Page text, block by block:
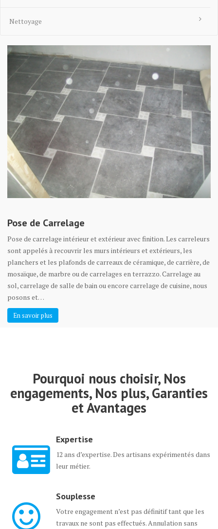
Nettoyage
Pose de Carrelage
Pose de carrelage intérieur et extérieur avec finition. Les carreleurs
sont appelés à recouvrir les murs intérieurs et extérieurs, les
planchers et les plafonds de carreaux de céramique, de carrière, de
mosaïque, de marbre ou de carrelages en terrazzo. Carrelage au
sol, carrelage de salle de bain ou encore carrelage de cuisine, nous
posons et…
En savoir plus
Pourquoi nous choisir, Nos
engagements, Nos plus, Garanties
et Avantages
Expertise
12 ans d’expertise. Des artisans expérimentés dans
leur métier.
Souplesse
Votre engagement n’est pas définitif tant que les
travaux ne sont pas effectués. Annulation sans